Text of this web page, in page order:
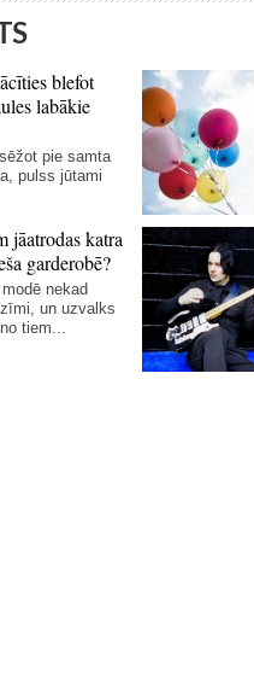
blefot
labākie
pie samta
pulss jūtami
jāatrodas katra
garderobē?
nekad
un uzvalks
tiem...